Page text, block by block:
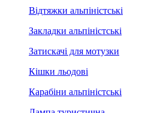
Відтяжки альпіністські
Закладки альпіністські
Затискачі для мотузки
Кішки льодові
Карабіни альпіністські